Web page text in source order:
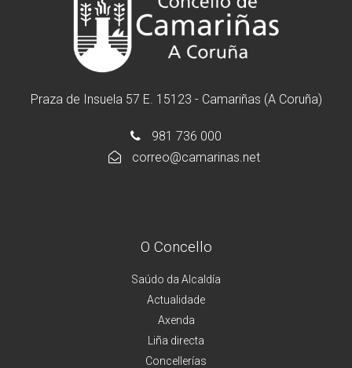
Praza de Insuela 57 E. 15123 - Camariñas (A Coruña)
981 736 000
correo@camarinas.net
O Concello
Saúdo da Alcaldía
Actualidade
Axenda
Liña directa
Concellerías